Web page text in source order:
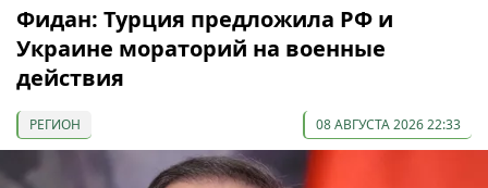
Фидан: Турция предложила РФ и
Украине мораторий на военные
действия
РЕГИОН 08 АВГУСТА 2026 22:33